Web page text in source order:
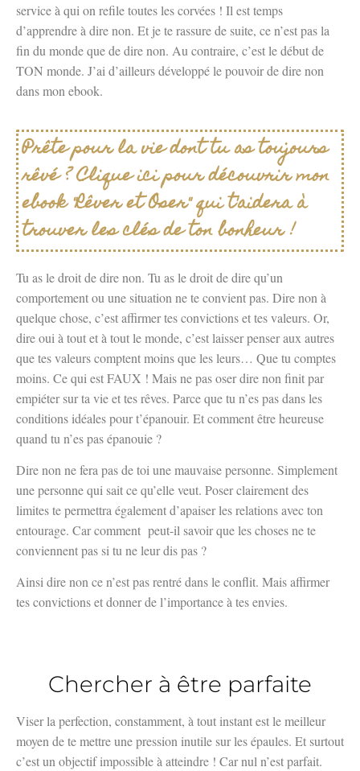
service à qui on refile toutes les corvées ! Il est temps
d’apprendre à dire non. Et je te rassure de suite, ce n’est pas la
fin du monde que de dire non. Au contraire, c’est le début de
TON monde. J’ai d’ailleurs développé le pouvoir de dire non
dans mon ebook.
Prête pour la vie dont tu as toujours
rêvé ? Clique ici pour découvrir mon
ebook "Rêver et Oser" qui t'aidera à
trouver les clés de ton bonheur !
Tu as le droit de dire non. Tu as le droit de dire qu’un
comportement ou une situation ne te convient pas. Dire non à
quelque chose, c’est affirmer tes convictions et tes valeurs. Or,
dire oui à tout et à tout le monde, c’est laisser penser aux autres
que tes valeurs comptent moins que les leurs… Que tu comptes
moins. Ce qui est FAUX ! Mais ne pas oser dire non finit par
empiéter sur ta vie et tes rêves. Parce que tu n’es pas dans les
conditions idéales pour t’épanouir. Et comment être heureuse
quand tu n’es pas épanouie ?
Dire non ne fera pas de toi une mauvaise personne. Simplement
une personne qui sait ce qu’elle veut. Poser clairement des
limites te permettra également d’apaiser les relations avec ton
entourage. Car comment peut-il savoir que les choses ne te
conviennent pas si tu ne leur dis pas ?
Ainsi dire non ce n’est pas rentré dans le conflit. Mais affirmer
tes convictions et donner de l’importance à tes envies.
Chercher à être parfaite
Viser la perfection, constamment, à tout instant est le meilleur
moyen de te mettre une pression inutile sur les épaules. Et surtout
c’est un objectif impossible à atteindre ! Car nul n’est parfait.